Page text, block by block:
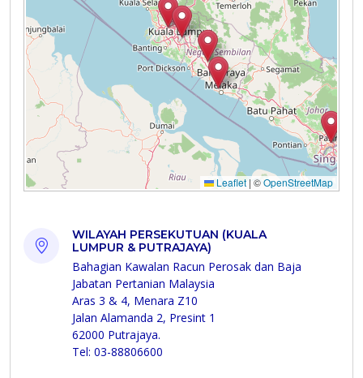
WILAYAH PERSEKUTUAN (KUALA
LUMPUR & PUTRAJAYA)
Bahagian Kawalan Racun Perosak dan Baja
Jabatan Pertanian Malaysia
Aras 3 & 4, Menara Z10
Jalan Alamanda 2, Presint 1
62000 Putrajaya.
Tel: 03-88806600